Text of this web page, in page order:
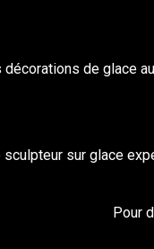
décorations de glace
sculpteur sur glace
Pour